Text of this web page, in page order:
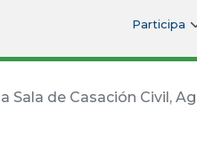
Participa
de Casación Civil,